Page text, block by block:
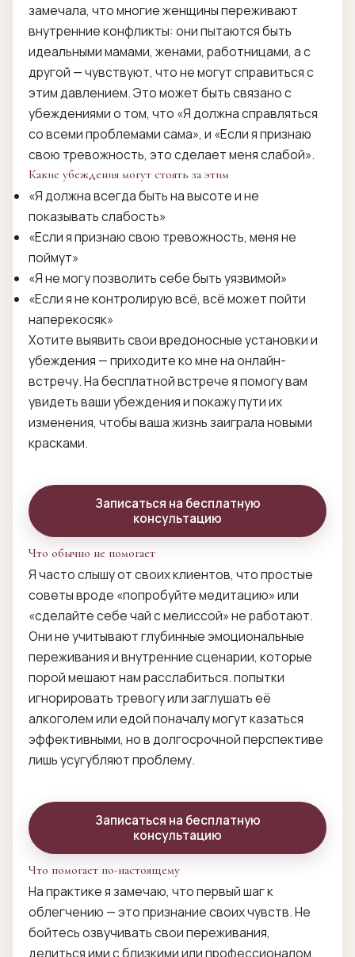
замечала, что многие женщины переживают
внутренние конфликты: они пытаются быть
идеальными мамами, женами, работницами, а с
другой — чувствуют, что не могут справиться с
этим давлением. Это может быть связано с
убеждениями о том, что «Я должна справляться
со всеми проблемами сама», и «Если я признаю
свою тревожность, это сделает меня слабой».
Какие убеждения могут стоять за этим
«Я должна всегда быть на высоте и не
показывать слабость»
«Если я признаю свою тревожность, меня не
поймут»
«Я не могу позволить себе быть уязвимой»
«Если я не контролирую всё, всё может пойти
наперекосяк»
Хотите выявить свои вредоносные установки и
убеждения — приходите ко мне на онлайн-
встречу. На бесплатной встрече я помогу вам
увидеть ваши убеждения и покажу пути их
изменения, чтобы ваша жизнь заиграла новыми
красками.
Записаться на бесплатную
консультацию
Что обычно не помогает
Я часто слышу от своих клиентов, что простые
советы вроде «попробуйте медитацию» или
«сделайте себе чай с мелиссой» не работают.
Они не учитывают глубинные эмоциональные
переживания и внутренние сценарии, которые
порой мешают нам расслабиться. попытки
игнорировать тревогу или заглушать её
алкоголем или едой поначалу могут казаться
эффективными, но в долгосрочной перспективе
лишь усугубляют проблему.
Записаться на бесплатную
консультацию
Что помогает по-настоящему
На практике я замечаю, что первый шаг к
облегчению — это признание своих чувств. Не
бойтесь озвучивать свои переживания,
делиться ими с близкими или профессионалом.